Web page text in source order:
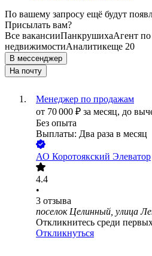
По вашему запросу ещё будут
Присылать вам?
Все вакансииПанкрушихаАгент по
недвижимостиАналитикеще 20
В мессенджер
На почту
Менеджер по продажам
от 70 000 ₽ за месяц, до
Без опыта
Выплаты: Два раза в месяц
АО Коротоякский Элеватор
4.4
•
3 отзыва
поселок Целинный, улица
Откликнитесь среди
Откликнуться